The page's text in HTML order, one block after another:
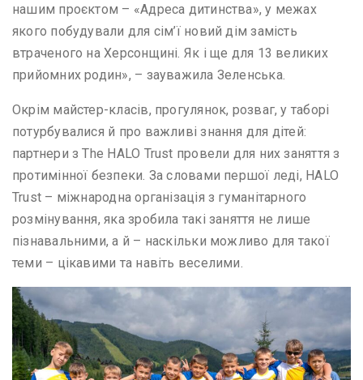
нашим проєктом – «Адреса дитинства», у межах
якого побудували для сім’ї новий дім замість
втраченого на Херсонщині. Як і ще для 13 великих
прийомних родин», – зауважила Зеленська.
Окрім майстер-класів, прогулянок, розваг, у таборі
потурбувалися й про важливі знання для дітей:
партнери з The HALO Trust провели для них заняття з
протимінної безпеки. За словами першої леді, HALO
Trust – міжнародна організація з гуманітарного
розмінування, яка зробила такі заняття не лише
пізнавальними, а й – наскільки можливо для такої
теми – цікавими та навіть веселими.